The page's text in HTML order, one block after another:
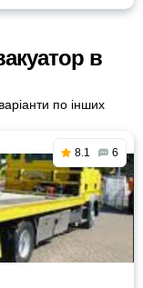
в
по інших
8.1 6